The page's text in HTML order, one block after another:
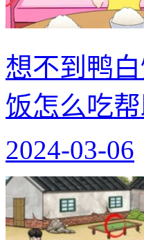
想不到鸭
饭怎么吃
2024-03-06